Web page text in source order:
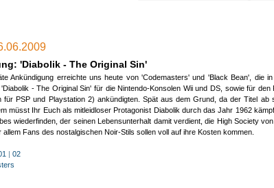
Kommentar erstellen:
'Diabolik - The Original Sin'
Ankündigung erreichte uns heute von 'Codemasters' und 'Black Bean', die
- The Original Sin' für die Nintendo-Konsolen Wii und DS, sowie für
für PSP und Playstation 2) ankündigten. Spät aus dem Grund, da der Titel ab
müsst Ihr Euch als mitleidloser Protagonist Diabolik durch das Jahr 1962
wiederfinden, der seinen Lebensunterhalt damit verdient, die High Society
allem Fans des nostalgischen Noir-Stils sollen voll auf ihre Kosten kommen.
| 02